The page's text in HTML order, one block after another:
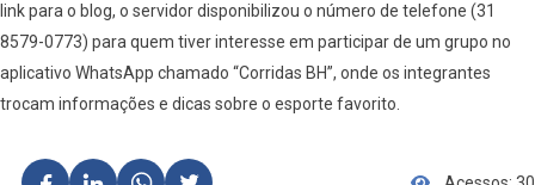
link para o blog, o servidor disponibilizou o número de telefone (31
8579-0773) para quem tiver interesse em participar de um grupo no
aplicativo WhatsApp chamado “Corridas BH”, onde os integrantes
trocam informações e dicas sobre o esporte favorito.